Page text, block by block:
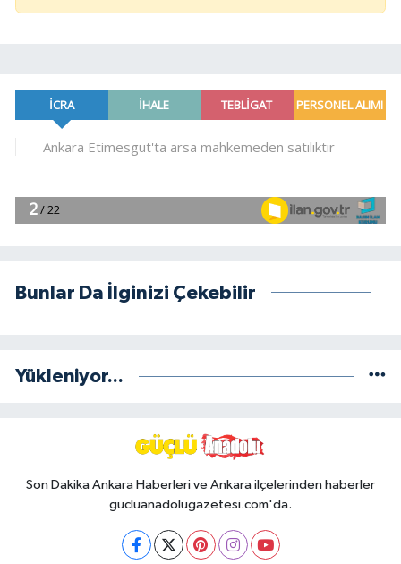
Bunlar Da İlginizi Çekebilir
Yükleniyor...
Son Dakika Ankara Haberleri ve Ankara ilçelerinden haberler
gucluanadolugazetesi.com'da.